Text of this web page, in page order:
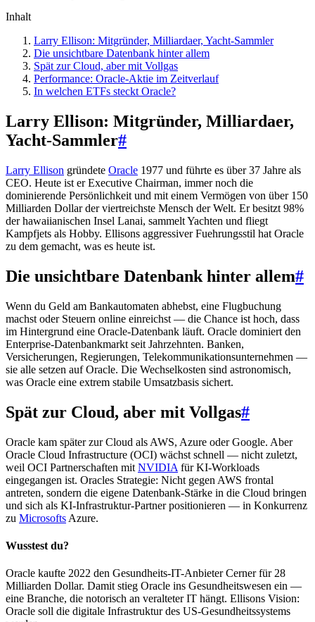
Inhalt
Larry Ellison: Mitgründer, Milliardaer, Yacht-Sammler
Die unsichtbare Datenbank hinter allem
Spät zur Cloud, aber mit Vollgas
Performance: Oracle-Aktie im Zeitverlauf
In welchen ETFs steckt Oracle?
Larry Ellison: Mitgründer, Milliardaer,
Yacht-Sammler#
Larry Ellison gründete Oracle 1977 und führte es über 37 Jahre als
CEO. Heute ist er Executive Chairman, immer noch die
dominierende Persönlichkeit und mit einem Vermögen von über 150
Milliarden Dollar der viertreichste Mensch der Welt. Er besitzt 98%
der hawaiianischen Insel Lanai, sammelt Yachten und fliegt
Kampfjets als Hobby. Ellisons aggressiver Fuehrungsstil hat Oracle
zu dem gemacht, was es heute ist.
Die unsichtbare Datenbank hinter allem#
Wenn du Geld am Bankautomaten abhebst, eine Flugbuchung
machst oder Steuern online einreichst — die Chance ist hoch, dass
im Hintergrund eine Oracle-Datenbank läuft. Oracle dominiert den
Enterprise-Datenbankmarkt seit Jahrzehnten. Banken,
Versicherungen, Regierungen, Telekommunikationsunternehmen —
sie alle setzen auf Oracle. Die Wechselkosten sind astronomisch,
was Oracle eine extrem stabile Umsatzbasis sichert.
Spät zur Cloud, aber mit Vollgas#
Oracle kam später zur Cloud als AWS, Azure oder Google. Aber
Oracle Cloud Infrastructure (OCI) wächst schnell — nicht zuletzt,
weil OCI Partnerschaften mit NVIDIA für KI-Workloads
eingegangen ist. Oracles Strategie: Nicht gegen AWS frontal
antreten, sondern die eigene Datenbank-Stärke in die Cloud bringen
und sich als KI-Infrastruktur-Partner positionieren — in Konkurrenz
zu Microsofts Azure.
Wusstest du?
Oracle kaufte 2022 den Gesundheits-IT-Anbieter Cerner für 28
Milliarden Dollar. Damit stieg Oracle ins Gesundheitswesen ein —
eine Branche, die notorisch an veralteter IT hängt. Ellisons Vision:
Oracle soll die digitale Infrastruktur des US-Gesundheitssystems